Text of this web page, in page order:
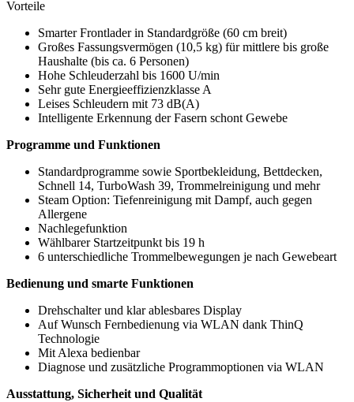
Vorteile
Smarter Frontlader in Standardgröße (60 cm breit)
Großes Fassungsvermögen (10,5 kg) für mittlere bis große
Haushalte (bis ca. 6 Personen)
Hohe Schleuderzahl bis 1600 U/min
Sehr gute Energieeffizienzklasse A
Leises Schleudern mit 73 dB(A)
Intelligente Erkennung der Fasern schont Gewebe
Programme und Funktionen
Standardprogramme sowie Sportbekleidung, Bettdecken,
Schnell 14, TurboWash 39, Trommelreinigung und mehr
Steam Option: Tiefenreinigung mit Dampf, auch gegen
Allergene
Nachlegefunktion
Wählbarer Startzeitpunkt bis 19 h
6 unterschiedliche Trommelbewegungen je nach Gewebeart
Bedienung und smarte Funktionen
Drehschalter und klar ablesbares Display
Auf Wunsch Fernbedienung via WLAN dank ThinQ
Technologie
Mit Alexa bedienbar
Diagnose und zusätzliche Programmoptionen via WLAN
Ausstattung, Sicherheit und Qualität